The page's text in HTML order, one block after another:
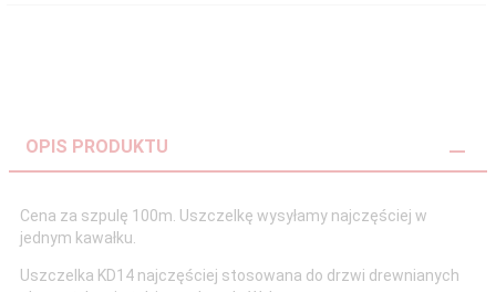
OPIS PRODUKTU
Cena za szpulę 100m. Uszczelkę wysyłamy najczęściej w
jednym kawałku.
Uszczelka KD14 najczęściej stosowana do drzwi drewnianych